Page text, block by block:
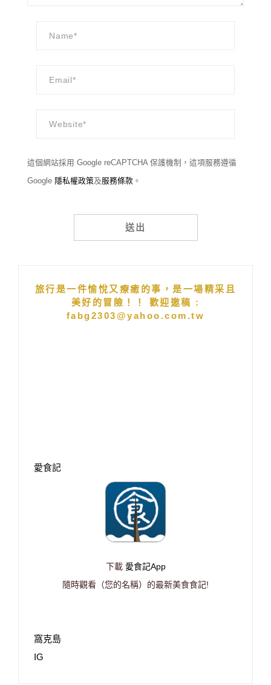
這個網站採用 Google reCAPTCHA 保護機制，這項服務遵循
Google 隱私權政策及服務條款 。
旅行是一件愉悅又療癒的事，是一場精采且
美好的冒險！！ 歡迎邀稿 :
fabg2303@yahoo.com.tw
愛食記
下載 愛食記App
隨時觀看（您的名稱）的最新美食食記!
窩克島
IG